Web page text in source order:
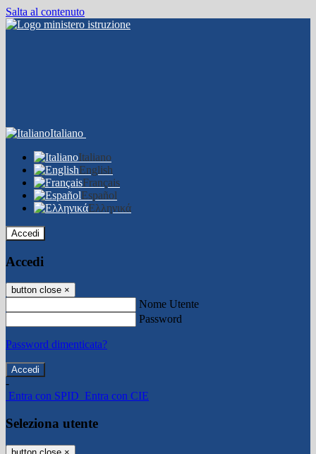
Salta al contenuto
Italiano
Italiano
English
Français
Español
Ελληνικά
Accedi
Accedi
button close ×
Nome Utente
Password
Password dimenticata?
-
Entra con SPID Entra con CIE
Seleziona utente